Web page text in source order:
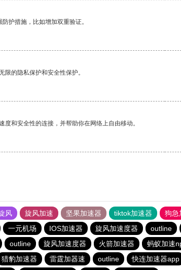
护措施，比如增加双重验证。
限的隐私保护和安全性保护。
和安全性的连接，并帮助你在网络上自由移动。
风 旋风加速 坚果加速器 tiktok加速器 狗急
一元机场 IOS加速器 旋风加速度器 outline
outline 旋风加速度器 火箭加速器 蚂蚁加速
猎豹加速器 雷霆加器速 outline 快连加速器app